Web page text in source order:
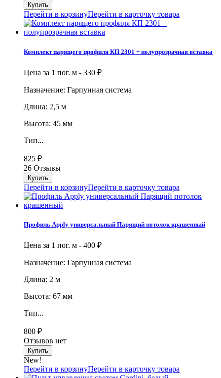
Перейти в корзинуПерейти в карточку товара
Комплект парящего профиля КП 2301 + полупрозрачная вставка
Цена за 1 пог. м - 330 ₽
Назначение: Гарпунная система
Длина: 2,5 м
Высота: 45 мм
Тип...
825 ₽
26 Отзывы
Перейти в корзинуПерейти в карточку товара
Профиль Apply универсальный Парящий потолок крашенный
Цена за 1 пог. м - 400 ₽
Назначение: Гарпунная система
Длина: 2 м
Высота: 67 мм
Тип...
800 ₽
Отзывов нет
New!
Перейти в корзинуПерейти в карточку товара